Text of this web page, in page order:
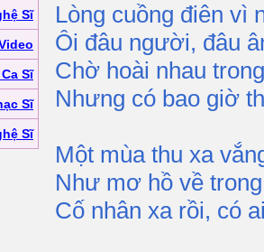
Sĩ
Sĩ
Sĩ
Sĩ
Lòng cuồng điên vì
Ôi đâu người, đâu
Chờ hoài nhau
Nhưng có bao giờ
Một mùa thu xa
Như mơ hồ về
Cố nhân xa rồi, có